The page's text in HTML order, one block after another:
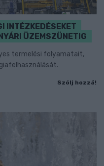
INTÉZKEDÉSEKET
ÜZEMSZÜNETIG
termelési folyamatait,
Szólj hozzá!